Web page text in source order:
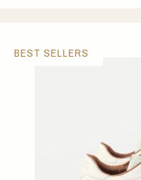
BEST SELLERS